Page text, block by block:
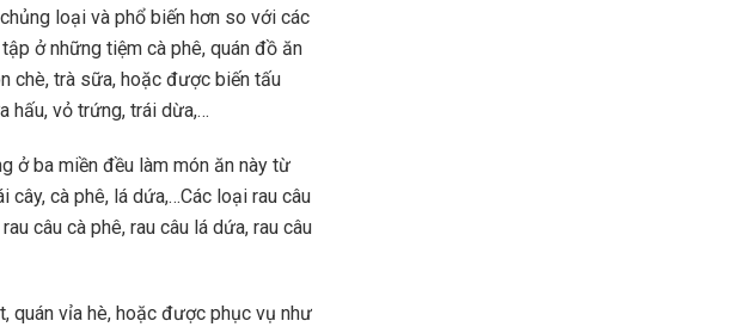
loại và phổ biến hơn so với các
ở những tiệm cà phê, quán đồ ăn
chè, trà sữa, hoặc được biến tấu
hấu, vỏ trứng, trái dừa,…
ở ba miền đều làm món ăn này từ
cây, cà phê, lá dứa,…Các loại rau câu
câu cà phê, rau câu lá dứa, rau câu
quán vỉa hè, hoặc được phục vụ như